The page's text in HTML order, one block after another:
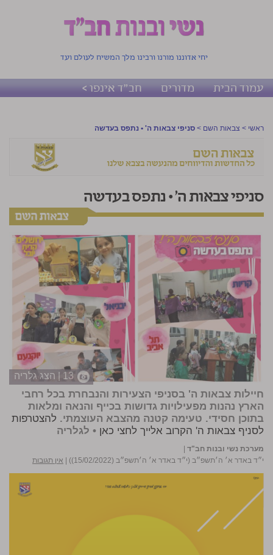
יחי אדוננו מורנו ורבינו מלך המשיח לעולם ועד
עמוד הבית מדורים חב"ד אינפו >
ראשי > צבאות השם > סניפי צבאות ה' • נתפס בעדשה
סניפי צבאות ה' • נתפס בעדשה
13 | הצג גלריה
חיילות צבאות ה' בסניפי הצעירות והנבחרת בכל רחבי
הארץ נהנות מפעילויות גדושות בכייף והנאה ומלאות
בתוכן חסידי. טעימה קטנה מהצבא העוצמתי. להצטרפות
לסניף צבאות ה' הקרוב אלייך לחצי כאן • לגלריה
מערכת נשי ובנות חב"ד |
י״ד באדר א׳ ה׳תשפ״ב (י״ד באדר א׳ ה׳תשפ״ב (15/02/2022))
| אין תגובות